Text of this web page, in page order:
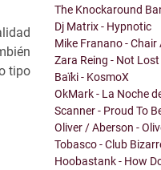
tipo
The Knockaround
Dj Matrix - Hypnotic
Mike Franano - Chair
Zara Reing - Not Lost
Baïki - KosmoX
OkMark - La Noche
Scanner - Proud To
Oliver / Aberson -
Tobasco - Club
Hoobastank - How